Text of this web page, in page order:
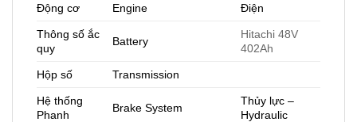
Động cơ Engine Điện
Thông số ắc
quy
Battery
Hitachi 48V
402Ah
Hộp số Transmission
Hệ thống
Phanh
Brake System
Thủy lực –
Hydraulic